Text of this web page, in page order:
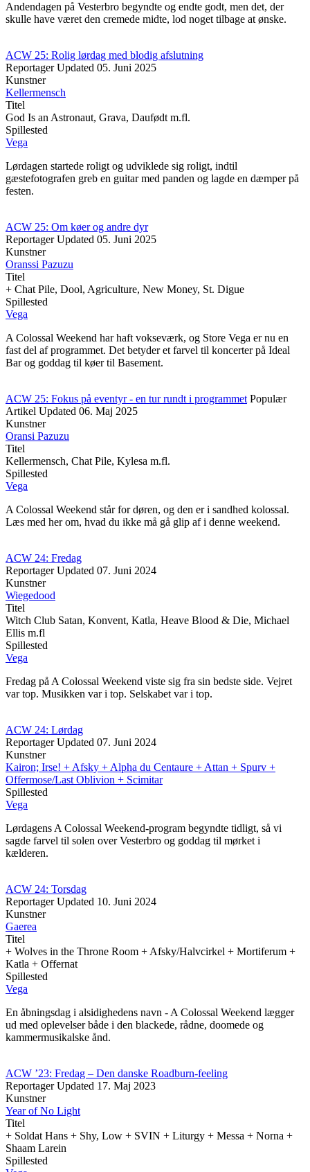
Andendagen på Vesterbro begyndte og endte godt, men det, der
skulle have været den cremede midte, lod noget tilbage at ønske.
ACW 25: Rolig lørdag med blodig afslutning
Reportager Updated 05. Juni 2025
Kunstner
Kellermensch
Titel
God Is an Astronaut, Grava, Daufødt m.fl.
Spillested
Vega
Lørdagen startede roligt og udviklede sig roligt, indtil
gæstefotografen greb en guitar med panden og lagde en dæmper på
festen.
ACW 25: Om køer og andre dyr
Reportager Updated 05. Juni 2025
Kunstner
Oranssi Pazuzu
Titel
+ Chat Pile, Dool, Agriculture, New Money, St. Digue
Spillested
Vega
A Colossal Weekend har haft vokseværk, og Store Vega er nu en
fast del af programmet. Det betyder et farvel til koncerter på Ideal
Bar og goddag til køer til Basement.
ACW 25: Fokus på eventyr - en tur rundt i programmet Populær
Artikel Updated 06. Maj 2025
Kunstner
Oransi Pazuzu
Titel
Kellermensch, Chat Pile, Kylesa m.fl.
Spillested
Vega
A Colossal Weekend står for døren, og den er i sandhed kolossal.
Læs med her om, hvad du ikke må gå glip af i denne weekend.
ACW 24: Fredag
Reportager Updated 07. Juni 2024
Kunstner
Wiegedood
Titel
Witch Club Satan, Konvent, Katla, Heave Blood & Die, Michael
Ellis m.fl
Spillested
Vega
Fredag på A Colossal Weekend viste sig fra sin bedste side. Vejret
var top. Musikken var i top. Selskabet var i top.
ACW 24: Lørdag
Reportager Updated 07. Juni 2024
Kunstner
Kairon; Irse! + Afsky + Alpha du Centaure + Attan + Spurv +
Offermose/Last Oblivion + Scimitar
Spillested
Vega
Lørdagens A Colossal Weekend-program begyndte tidligt, så vi
sagde farvel til solen over Vesterbro og goddag til mørket i
kælderen.
ACW 24: Torsdag
Reportager Updated 10. Juni 2024
Kunstner
Gaerea
Titel
+ Wolves in the Throne Room + Afsky/Halvcirkel + Mortiferum +
Katla + Offernat
Spillested
Vega
En åbningsdag i alsidighedens navn - A Colossal Weekend lægger
ud med oplevelser både i den blackede, rådne, doomede og
kammermusikalske ånd.
ACW ’23: Fredag – Den danske Roadburn-feeling
Reportager Updated 17. Maj 2023
Kunstner
Year of No Light
Titel
+ Soldat Hans + Shy, Low + SVIN + Liturgy + Messa + Norna +
Shaam Larein
Spillested